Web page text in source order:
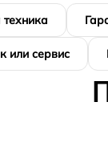
или сервис